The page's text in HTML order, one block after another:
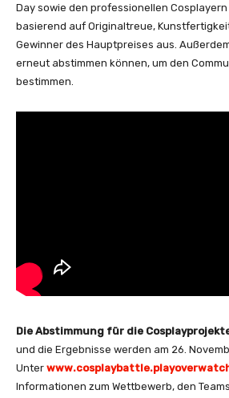
Day sowie den professionellen Cosplayern
basierend auf Originaltreue,
Gewinner des Hauptpreises aus.
erneut abstimmen können, um den
bestimmen.
Die Abstimmung für die
und die Ergebnisse werden am 26.
Unter
Informationen zum Wettbewerb, den